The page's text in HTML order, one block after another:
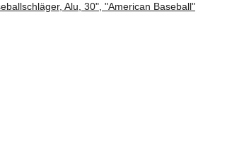
Alu, 30", "American Baseball"